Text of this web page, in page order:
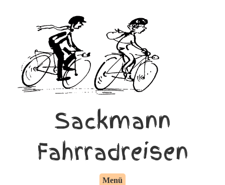
Sackmann
Fahrradreisen
Menü